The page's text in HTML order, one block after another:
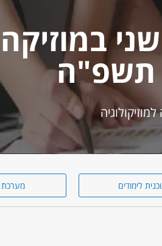
- תשפ"ה
לימודים